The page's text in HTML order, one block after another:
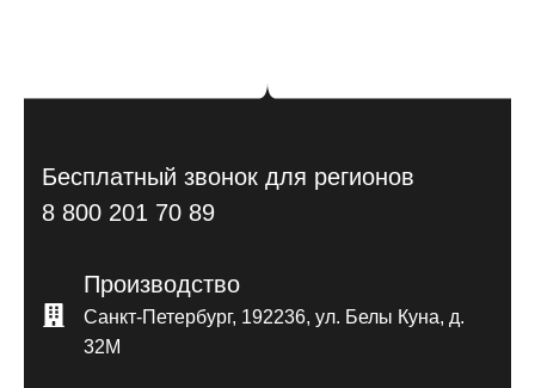
Бесплатный звонок для регионов
8 800 201 70 89
Производство
Санкт-Петербург, 192236, ул. Белы Куна, д.
32М